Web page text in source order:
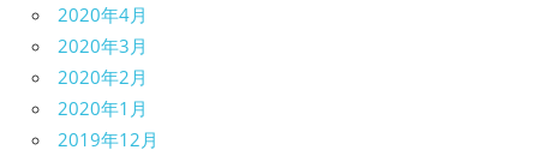
2020年4月
2020年3月
2020年2月
2020年1月
2019年12月